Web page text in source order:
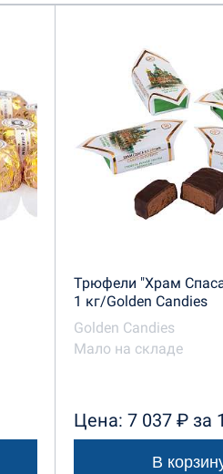
Трюфели "Храм
1 кг/Golden Candies
Golden Candies
Мало на складе
Цена: 7 037 ₽ за
В